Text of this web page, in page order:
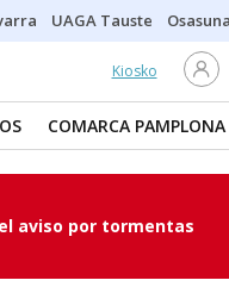
UAGA Tauste
Kiosko
COMARCA PAMPLONA
aviso por tormentas